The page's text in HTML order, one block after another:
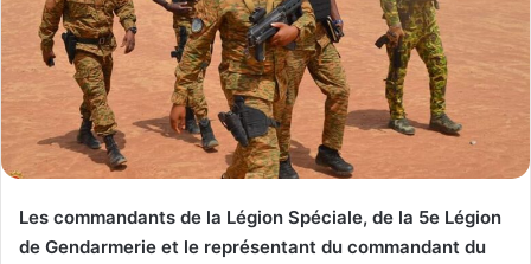
Les commandants de la Légion Spéciale, de la 5e Légion
de Gendarmerie et le représentant du commandant du